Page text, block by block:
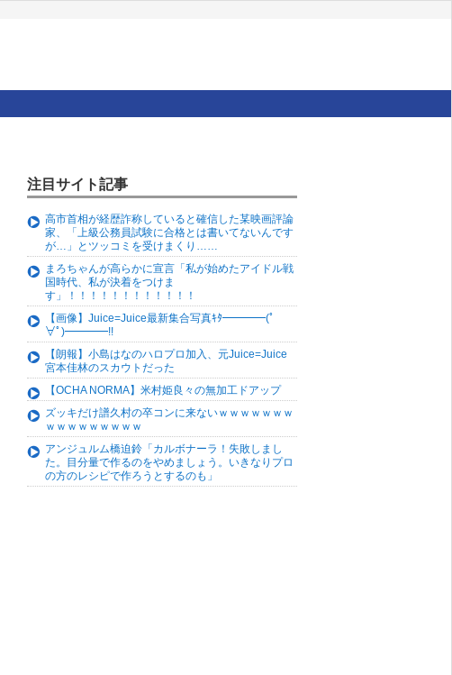
注目サイト記事
高市首相が経歴詐称していると確信した某映画評論
家、「上級公務員試験に合格とは書いてないんです
が…」とツッコミを受けまくり……
まろちゃんが高らかに宣言「私が始めたアイドル戦
国時代、私が決着をつけま
す」！！！！！！！！！！！！
【画像】Juice=Juice最新集合写真ｷﾀ━━━━(ﾟ
∀ﾟ)━━━━!!
【朗報】小島はなのハロプロ加入、元Juice=Juice
宮本佳林のスカウトだった
【OCHA NORMA】米村姫良々の無加工ドアップ
ズッキだけ譜久村の卒コンに来ないｗｗｗｗｗｗｗ
ｗｗｗｗｗｗｗｗｗ
アンジュルム橋迫鈴「カルボナーラ！失敗しまし
た。目分量で作るのをやめましょう。いきなりプロ
の方のレシピで作ろうとするのも」